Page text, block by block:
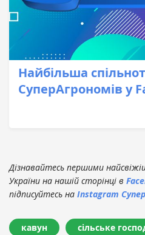
Найбільша
СуперАгрономів у
Дізнавайтесь першими
України на нашій сторінці в
підписуйтесь на Instagram
кавун сільське